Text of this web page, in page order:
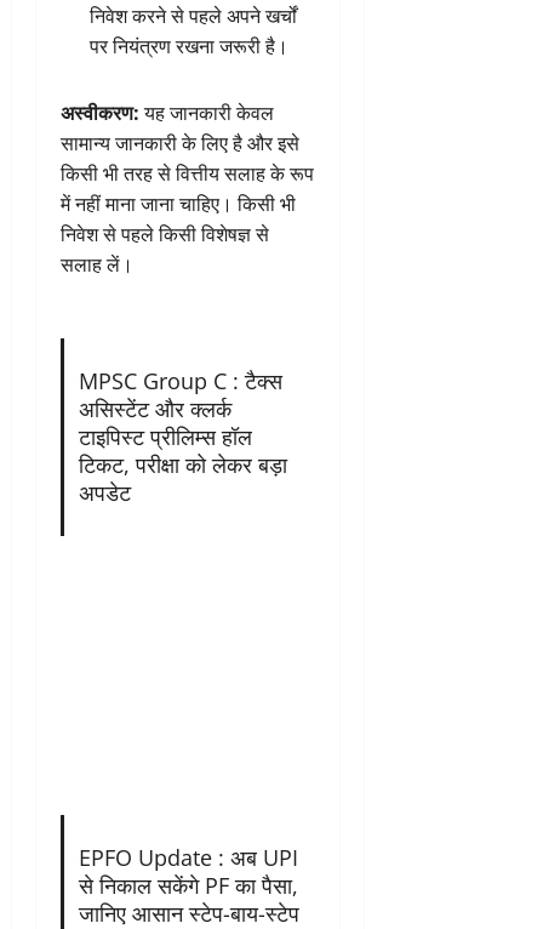
निवेश करने से पहले अपने खर्चों
पर नियंत्रण रखना जरूरी है।
अस्वीकरण:यह जानकारी केवल
सामान्य जानकारी के लिए है और इसे
किसी भी तरह से वित्तीय सलाह के रूप
में नहीं माना जाना चाहिए। किसी भी
निवेश से पहले किसी विशेषज्ञ से
सलाह लें।
MPSC Group C : टैक्स
असिस्टेंट और क्लर्क
टाइपिस्ट प्रीलिम्स हॉल
टिकट, परीक्षा को लेकर बड़ा
अपडेट
EPFO Update : अब UPI
से निकाल सकेंगे PF का पैसा,
जानिए आसान स्टेप-बाय-स्टेप